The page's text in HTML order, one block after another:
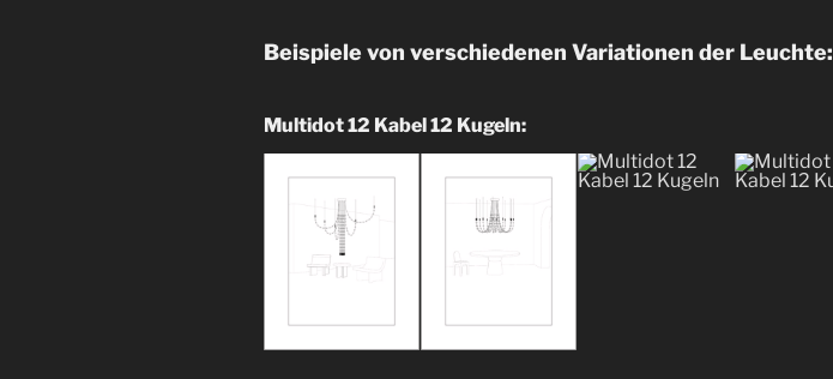
Beispiele von verschiedenen Variationen der Leuchte:
Multidot 12 Kabel 12 Kugeln: